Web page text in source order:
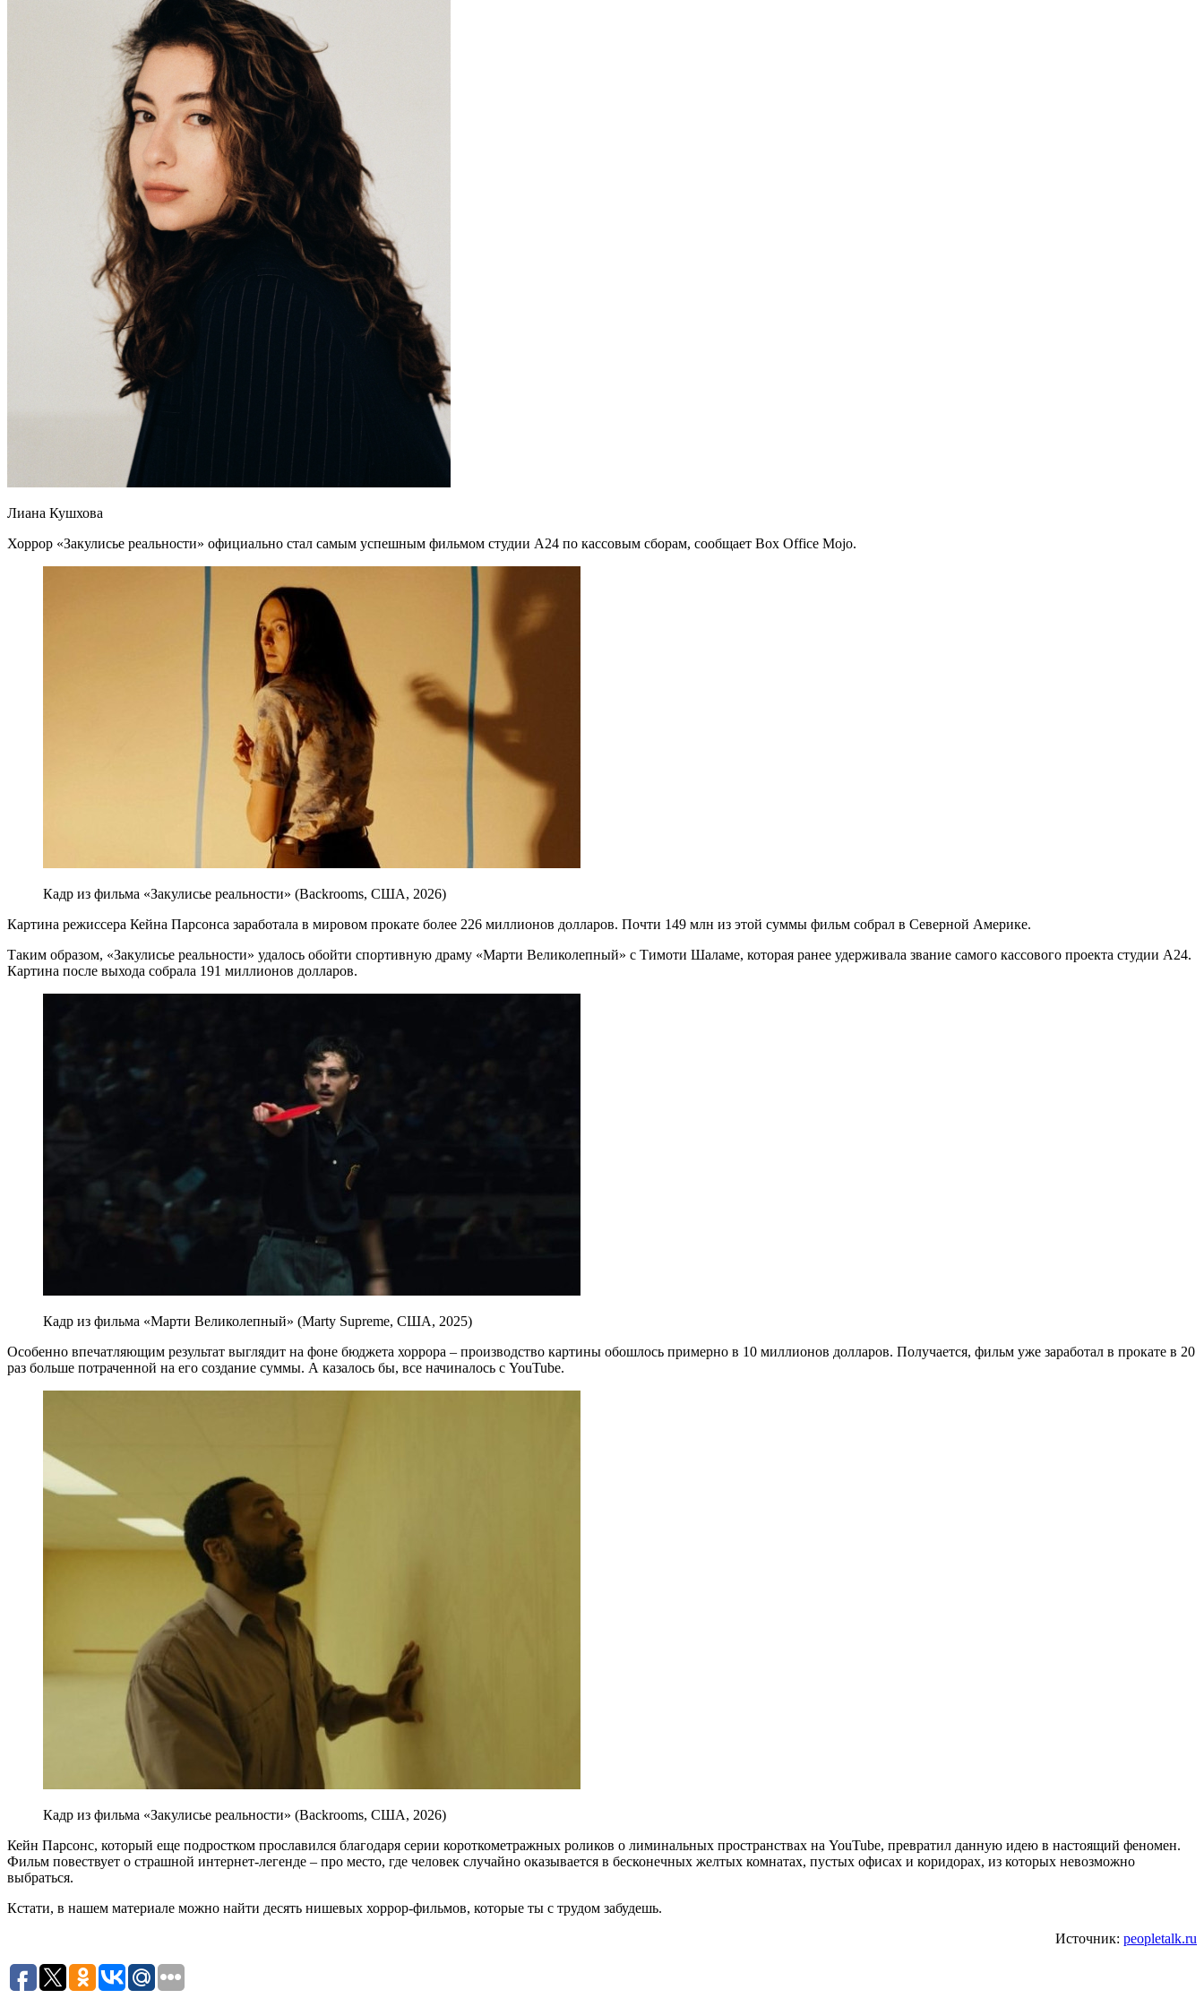
Лиана Кушхова
Хоррор «Закулисье реальности» официально стал самым успешным фильмом студии A24 по кассовым сборам, сообщает Box Office Mojo.
Кадр из фильма «Закулисье реальности» (Backrooms, США, 2026)
Картина режиссера Кейна Парсонса заработала в мировом прокате более 226 миллионов долларов. Почти 149 млн из этой суммы фильм собрал в Северной Америке.
Таким образом, «Закулисье реальности» удалось обойти спортивную драму «Марти Великолепный» с Тимоти Шаламе, которая ранее удерживала звание самого кассового проекта студии A24.
Картина после выхода собрала 191 миллионов долларов.
Кадр из фильма «Марти Великолепный» (Marty Supreme, США, 2025)
Особенно впечатляющим результат выглядит на фоне бюджета хоррора – производство картины обошлось примерно в 10 миллионов долларов. Получается, фильм уже заработал в прокате в 20
раз больше потраченной на его создание суммы. А казалось бы, все начиналось с YouTube.
Кадр из фильма «Закулисье реальности» (Backrooms, США, 2026)
Кейн Парсонс, который еще подростком прославился благодаря серии короткометражных роликов о лиминальных пространствах на YouTube, превратил данную идею в настоящий феномен.
Фильм повествует о страшной интернет-легенде – про место, где человек случайно оказывается в бесконечных желтых комнатах, пустых офисах и коридорах, из которых невозможно
выбраться.
Кстати, в нашем материале можно найти десять нишевых хоррор-фильмов, которые ты с трудом забудешь.
Источник: peopletalk.ru